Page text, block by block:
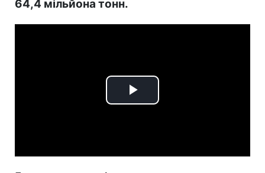
64,4 мільйона тонн.
Play